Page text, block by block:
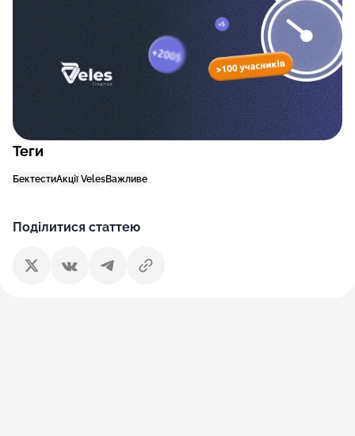
Теги
БектестиАкції VelesВажливе
Поділитися статтею